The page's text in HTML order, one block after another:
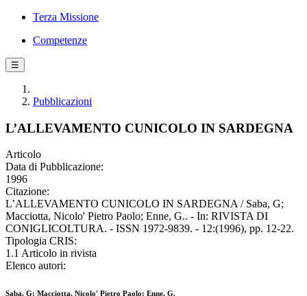
Terza Missione
Competenze
☰
Pubblicazioni
L’ALLEVAMENTO CUNICOLO IN SARDEGNA
Articolo
Data di Pubblicazione:
1996
Citazione:
L’ALLEVAMENTO CUNICOLO IN SARDEGNA / Saba, G;
Macciotta, Nicolo' Pietro Paolo; Enne, G.. - In: RIVISTA DI
CONIGLICOLTURA. - ISSN 1972-9839. - 12:(1996), pp. 12-22.
Tipologia CRIS:
1.1 Articolo in rivista
Elenco autori:
Saba, G; Macciotta, Nicolo' Pietro Paolo; Enne, G.